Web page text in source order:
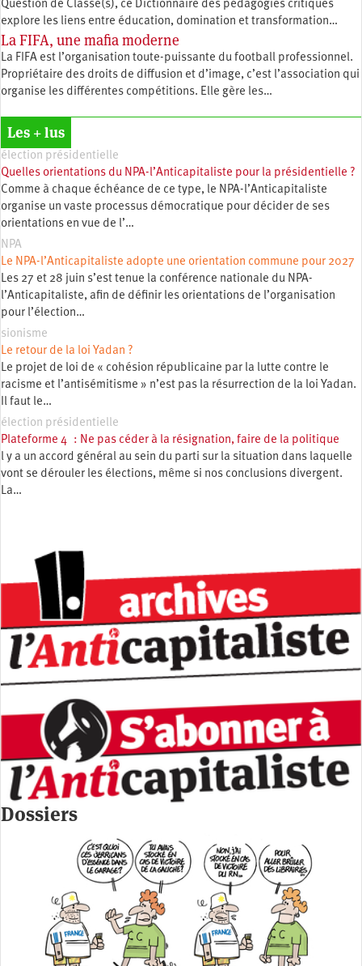
Question de Classe(s), ce Dictionnaire des pédagogies critiques
explore les liens entre éducation, ­domination et transformation…
La FIFA, une mafia moderne
La FIFA est l’organisation toute-­puissante du football professionnel.
Propriétaire des droits de diffusion et d’image, c’est l’association qui
­organise les différentes compétitions. Elle gère les…
Les + lus
élection présidentielle
Quelles orientations du NPA-l’Anticapitaliste pour la présidentielle ?
Comme à chaque échéance de ce type, le NPA-l’Anticapitaliste
organise un vaste processus démocratique pour décider de ses
orientations en vue de l’…
NPA
Le NPA-l’Anticapitaliste adopte une orientation commune pour 2027
Les 27 et 28 juin s’est tenue la conférence nationale du NPA-
l’Anticapitaliste, afin de définir les orientations de l’organisation
pour l’élection…
sionisme
Le retour de la loi Yadan ?
Le projet de loi de « cohésion républicaine par la lutte contre le
racisme et l’antisémitisme » n’est pas la résurrection de la loi Yadan.
Il faut le…
élection présidentielle
Plateforme 4 : Ne pas céder à la résignation, faire de la politique
l y a un accord général au sein du parti sur la situation dans laquelle
vont se dérouler les élections, même si nos conclusions divergent.
La…
Dossiers